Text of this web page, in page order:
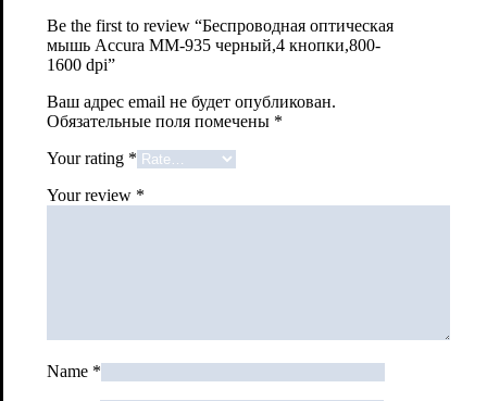
Be the first to review “Беспроводная оптическая
мышь Accura MM-935 черный,4 кнопки,800-
1600 dpi”
Ваш адрес email не будет опубликован.
Обязательные поля помечены *
Your rating *
Your review *
Name *